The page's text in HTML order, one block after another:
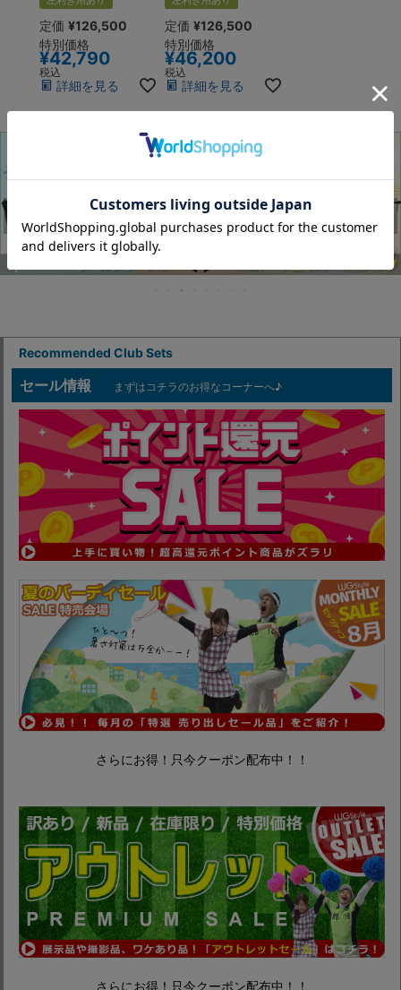
定価 ¥126,500
特別価格
¥42,790
税込
詳細を見る
定価 ¥126,500
特別価格
¥46,200
税込
詳細を見る
Recommended Club Sets
セール情報 まずはコチラのお得なコーナーへ♪